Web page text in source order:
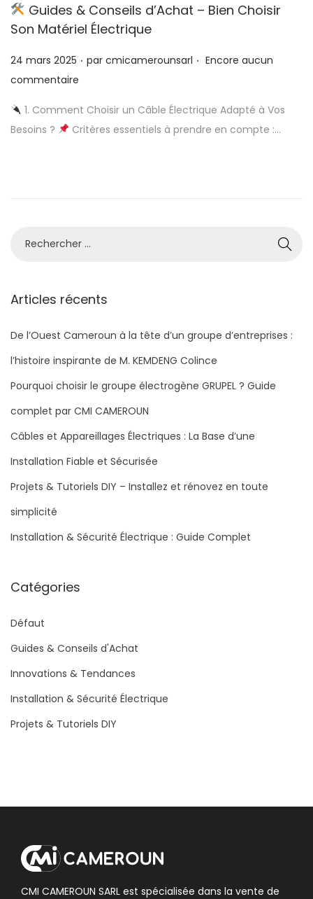
Guides & Conseils d’Achat – Bien Choisir
Son Matériel Électrique
P
u
i
24 mars 2025 . par cmicamerounsarl . Encore aucun
commentaire
1. Comment Choisir un Câble Électrique Adapté à Vos
Besoins ?
Critères essentiels à prendre en compte :…
Articles récents
De l’Ouest Cameroun à la tête d’un groupe d’entreprises :
l’histoire inspirante de M. KEMDENG Colince
Pourquoi choisir le groupe électrogène GRUPEL ? Guide
complet par CMI CAMEROUN
Câbles et Appareillages Électriques : La Base d’une
Installation Fiable et Sécurisée
Projets & Tutoriels DIY – Installez et rénovez en toute
simplicité
Installation & Sécurité Électrique : Guide Complet
Catégories
Défaut
Guides & Conseils d'Achat
Innovations & Tendances
Installation & Sécurité Électrique
Projets & Tutoriels DIY
CMI CAMEROUN SARL est spécialisée dans la vente de